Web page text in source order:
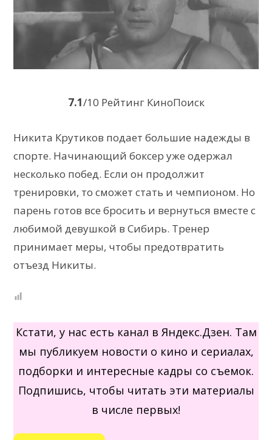
7.1/10 Рейтинг КиноПоиск
Никита Крутиков подает большие надежды в
спорте. Начинающий боксер уже одержал
несколько побед. Если он продолжит
тренировки, то сможет стать и чемпионом. Но
парень готов все бросить и вернуться вместе с
любимой девушкой в Сибирь. Тренер
принимает меры, чтобы предотвратить
отъезд Никиты.
Кстати, у нас есть канал в Яндекс.Дзен. Там
мы публикуем новости о кино и сериалах,
подборки и интересные кадры со съемок.
Подпишись, чтобы читать эти материалы
в числе первых!